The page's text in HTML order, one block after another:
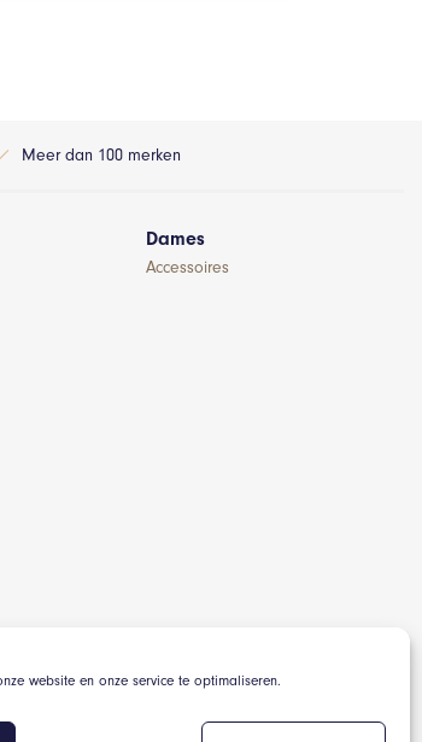
website en onze service te optimaliseren.
Meer dan 100 merken
Dames
Accessoires